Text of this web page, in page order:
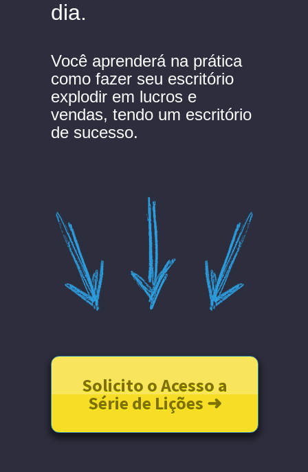
dia.
Você aprenderá na prática
como fazer seu escritório
explodir em lucros e
vendas, tendo um escritório
de sucesso.
Solicito o Acesso a
Série de Lições ➜